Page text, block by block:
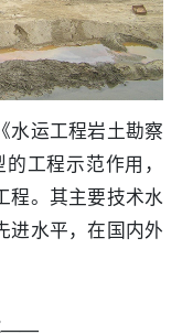
运工程岩土勘察
工程示范作用，
程。其主要技术水
进水平，在国内外
——